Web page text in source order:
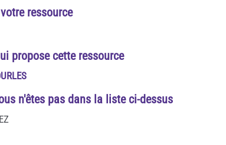
ressource
propose cette ressource
n'êtes pas dans la liste ci-dessus